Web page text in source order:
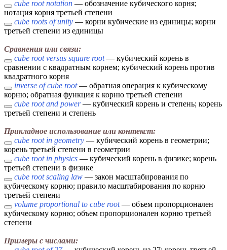
cube root notation — обозначение кубического корня;
нотация корня третьей степени
cube roots of unity — корни кубические из единицы; корни
третьей степени из единицы
Сравнения или связи:
cube root versus square root— кубический корень в
сравнении с квадратным корнем; кубический корень против
квадратного корня
inverse of cube root— обратная операция к кубическому
корню; обратная функция к корню третьей степени
cube root and power— кубический корень и степень; корень
третьей степени и степень
Прикладное использование или контекст:
cube root in geometry — кубический корень в геометрии;
корень третьей степени в геометрии
cube root in physics — кубический корень в физике; корень
третьей степени в физике
cube root scaling law — закон масштабирования по
кубическому корню; правило масштабирования по корню
третьей степени
volume proportional to cube root— объем пропорционален
кубическому корню; объем пропорционален корню третьей
степени
Примеры с числами: